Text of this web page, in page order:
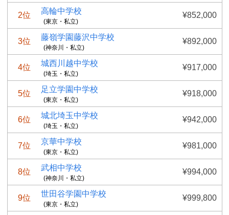
2位 高輪中学校
(東京・私立)
¥852,000
3位 藤嶺学園藤沢中学校
(神奈川・私立)
¥892,000
4位 城西川越中学校
(埼玉・私立)
¥917,000
5位 足立学園中学校
(東京・私立)
¥918,000
6位 城北埼玉中学校
(埼玉・私立)
¥942,000
7位 京華中学校
(東京・私立)
¥981,000
8位 武相中学校
(神奈川・私立)
¥994,000
9位 世田谷学園中学校
(東京・私立)
¥999,800